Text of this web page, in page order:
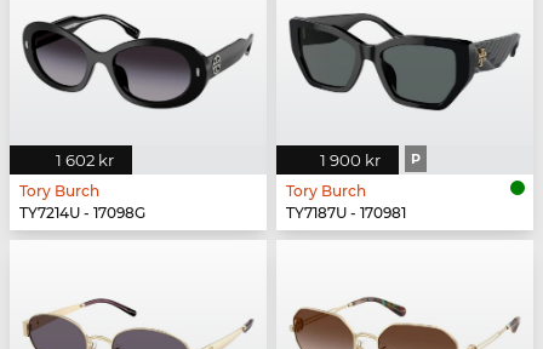
1 602 kr
Tory Burch
TY7214U - 17098G
1 900 kr P
Tory Burch
TY7187U - 170981